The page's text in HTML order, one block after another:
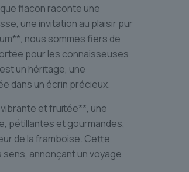
flacon raconte une
une invitation au plaisir pur
nous sommes fiers de
pour les connaisseuses
un héritage, une
dans un écrin précieux.
et fruitée**, une
pétillantes et gourmandes,
de la framboise. Cette
annonçant un voyage